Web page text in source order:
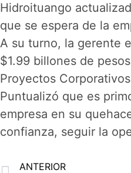
Hidroituango
que se espera de la
A su turno, la gerente
$1.99 billones de
Proyectos
Puntualizó que es
empresa en su
confianza, seguir la
ANTERIOR